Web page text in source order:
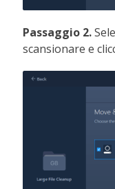
Passaggio 2.
scansionare e